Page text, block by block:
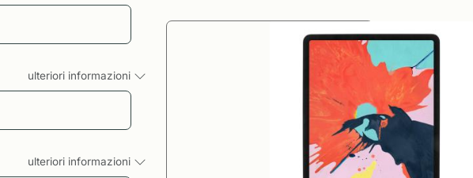
ulteriori informazioni
ulteriori informazioni